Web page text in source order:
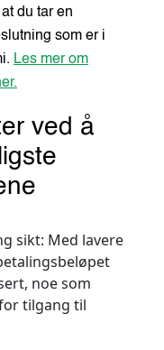
du tar en
som er i
Les mer om
ved å
sikt: Med lavere
noe som
tilgang til